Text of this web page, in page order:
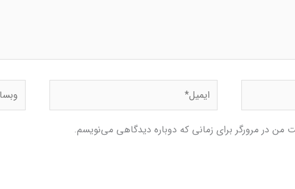
ایمیل*
من در مرورگر برای زمانی که دوباره دیدگاهی می‌نویسم.